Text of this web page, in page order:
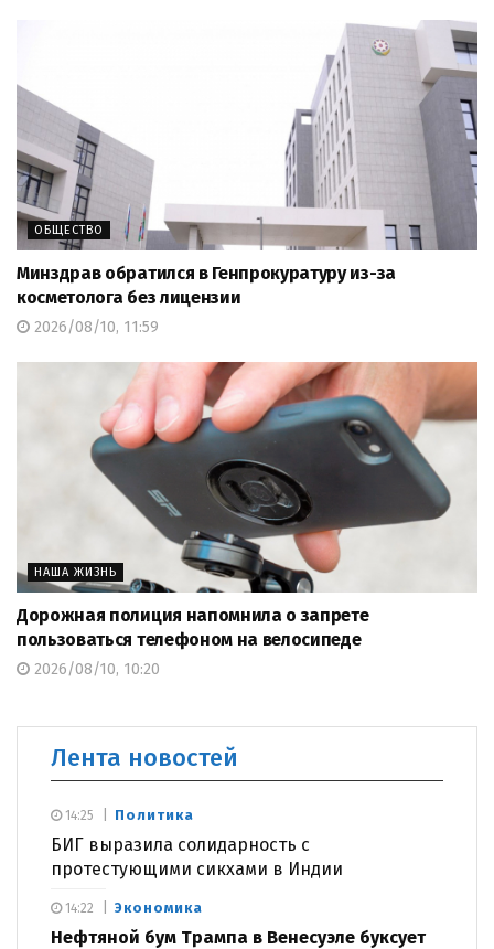
ОБЩЕСТВО
Минздрав обратился в Генпрокуратуру из-за
косметолога без лицензии
2026/08/10, 11:59
НАША ЖИЗНЬ
Дорожная полиция напомнила о запрете
пользоваться телефоном на велосипеде
2026/08/10, 10:20
Лента новостей
Политика
БИГ выразила солидарность с
протестующими сикхами в Индии
14:25
Экономика
Нефтяной бум Трампа в Венесуэле буксует
14:22